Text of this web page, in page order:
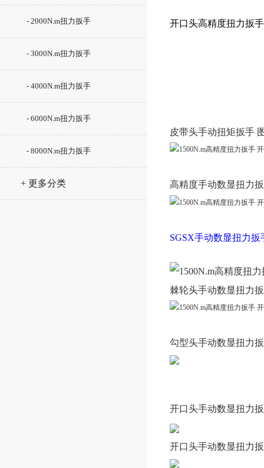
- 2000N.m扭力扳手
- 3000N.m扭力扳手
- 4000N.m扭力扳手
- 6000N.m扭力扳手
- 8000N.m扭力扳手
+ 更多分类
开口头高精度扭力扳手
皮带头手动扭矩扳手
高精度手动数显扭力
SGSX手动数显扭力扳
棘轮头手动数显扭力
勾型头手动数显扭力
开口头手动数显扭力
开口头手动数显扭力